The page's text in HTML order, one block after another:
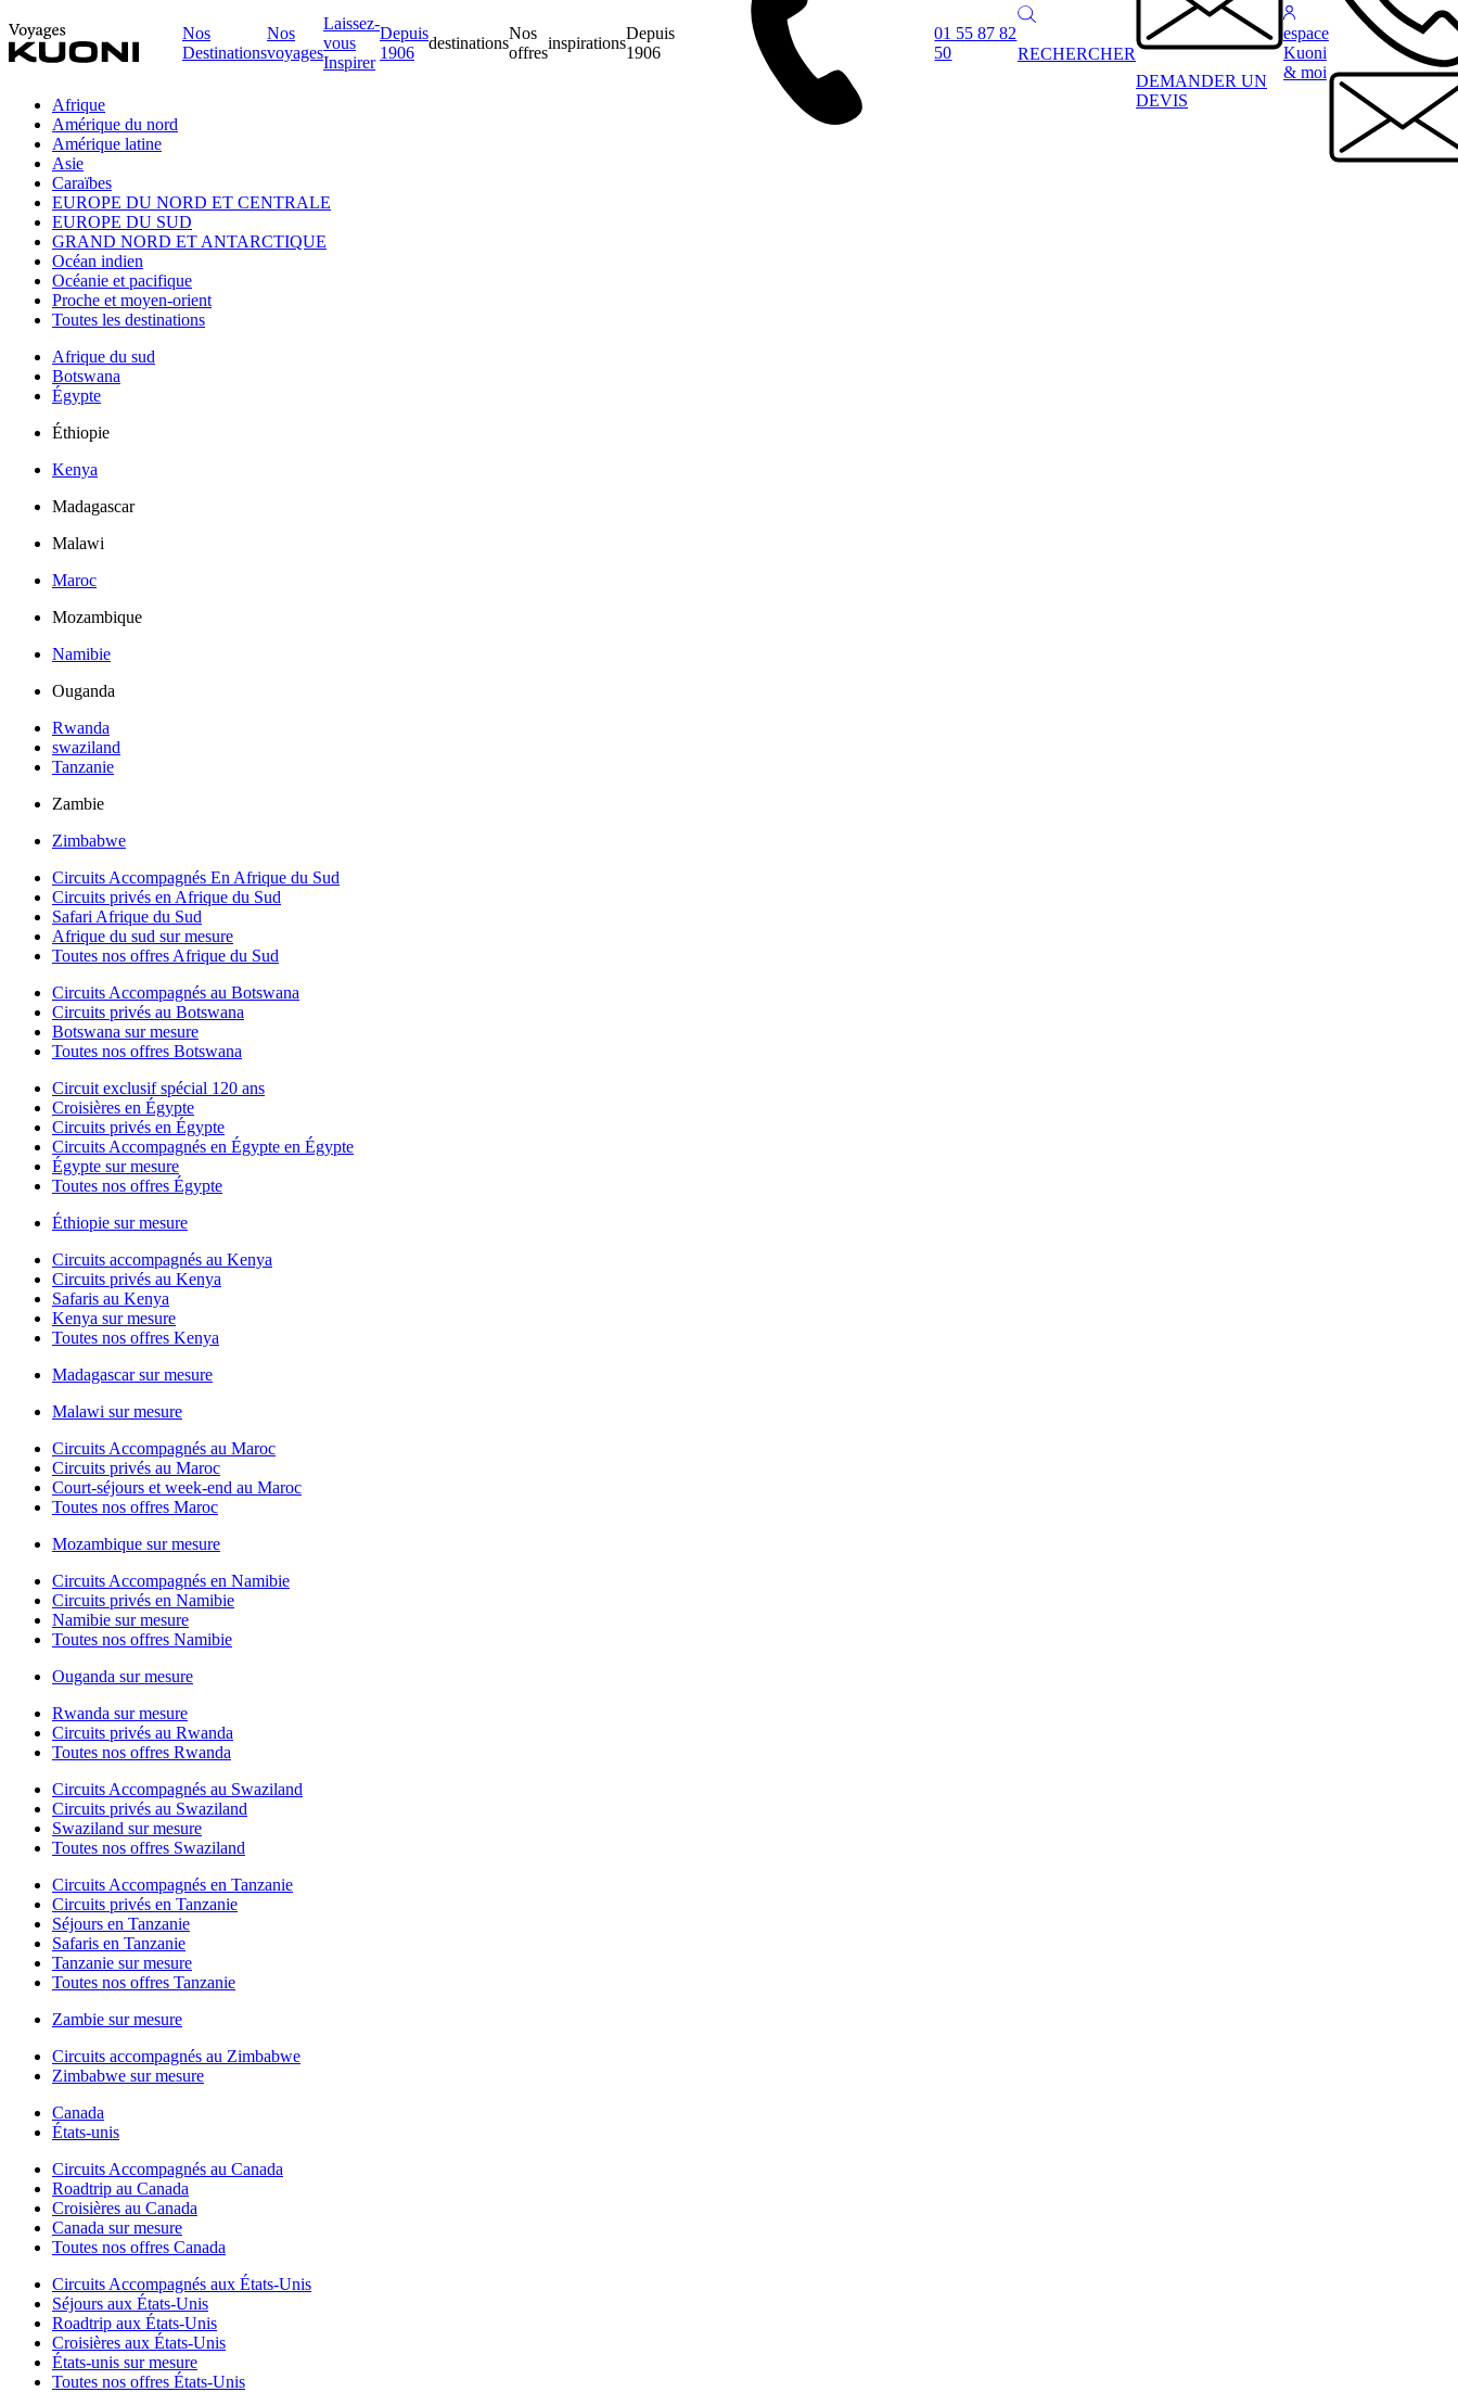
Nos
Destinations
Nos
voyages
Laissez-
vous
Inspirer
Depuis
1906
destinations
Nos
offres
inspirations
Depuis
1906
01 55 87 82
50
RECHERCHER
DEMANDER UN
DEVIS
espace
Kuoni
& moi
Afrique
Amérique du nord
Amérique latine
Asie
Caraïbes
EUROPE DU NORD ET CENTRALE
EUROPE DU SUD
GRAND NORD ET ANTARCTIQUE
Océan indien
Océanie et pacifique
Proche et moyen-orient
Toutes les destinations
Afrique du sud
Botswana
Égypte
Éthiopie
Kenya
Madagascar
Malawi
Maroc
Mozambique
Namibie
Ouganda
Rwanda
swaziland
Tanzanie
Zambie
Zimbabwe
Circuits Accompagnés En Afrique du Sud
Circuits privés en Afrique du Sud
Safari Afrique du Sud
Afrique du sud sur mesure
Toutes nos offres Afrique du Sud
Circuits Accompagnés au Botswana
Circuits privés au Botswana
Botswana sur mesure
Toutes nos offres Botswana
Circuit exclusif spécial 120 ans
Croisières en Égypte
Circuits privés en Égypte
Circuits Accompagnés en Égypte en Égypte
Égypte sur mesure
Toutes nos offres Égypte
Éthiopie sur mesure
Circuits accompagnés au Kenya
Circuits privés au Kenya
Safaris au Kenya
Kenya sur mesure
Toutes nos offres Kenya
Madagascar sur mesure
Malawi sur mesure
Circuits Accompagnés au Maroc
Circuits privés au Maroc
Court-séjours et week-end au Maroc
Toutes nos offres Maroc
Mozambique sur mesure
Circuits Accompagnés en Namibie
Circuits privés en Namibie
Namibie sur mesure
Toutes nos offres Namibie
Ouganda sur mesure
Rwanda sur mesure
Circuits privés au Rwanda
Toutes nos offres Rwanda
Circuits Accompagnés au Swaziland
Circuits privés au Swaziland
Swaziland sur mesure
Toutes nos offres Swaziland
Circuits Accompagnés en Tanzanie
Circuits privés en Tanzanie
Séjours en Tanzanie
Safaris en Tanzanie
Tanzanie sur mesure
Toutes nos offres Tanzanie
Zambie sur mesure
Circuits accompagnés au Zimbabwe
Zimbabwe sur mesure
Canada
États-unis
Circuits Accompagnés au Canada
Roadtrip au Canada
Croisières au Canada
Canada sur mesure
Toutes nos offres Canada
Circuits Accompagnés aux États-Unis
Séjours aux États-Unis
Roadtrip aux États-Unis
Croisières aux États-Unis
États-unis sur mesure
Toutes nos offres États-Unis